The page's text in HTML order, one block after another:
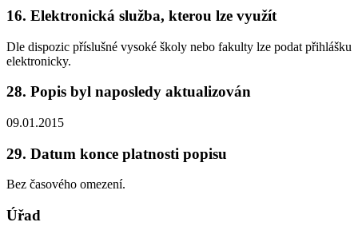
16. Elektronická služba, kterou lze využít
Dle dispozic příslušné vysoké školy nebo fakulty lze podat přihlášku
elektronicky.
28. Popis byl naposledy aktualizován
09.01.2015
29. Datum konce platnosti popisu
Bez časového omezení.
Úřad